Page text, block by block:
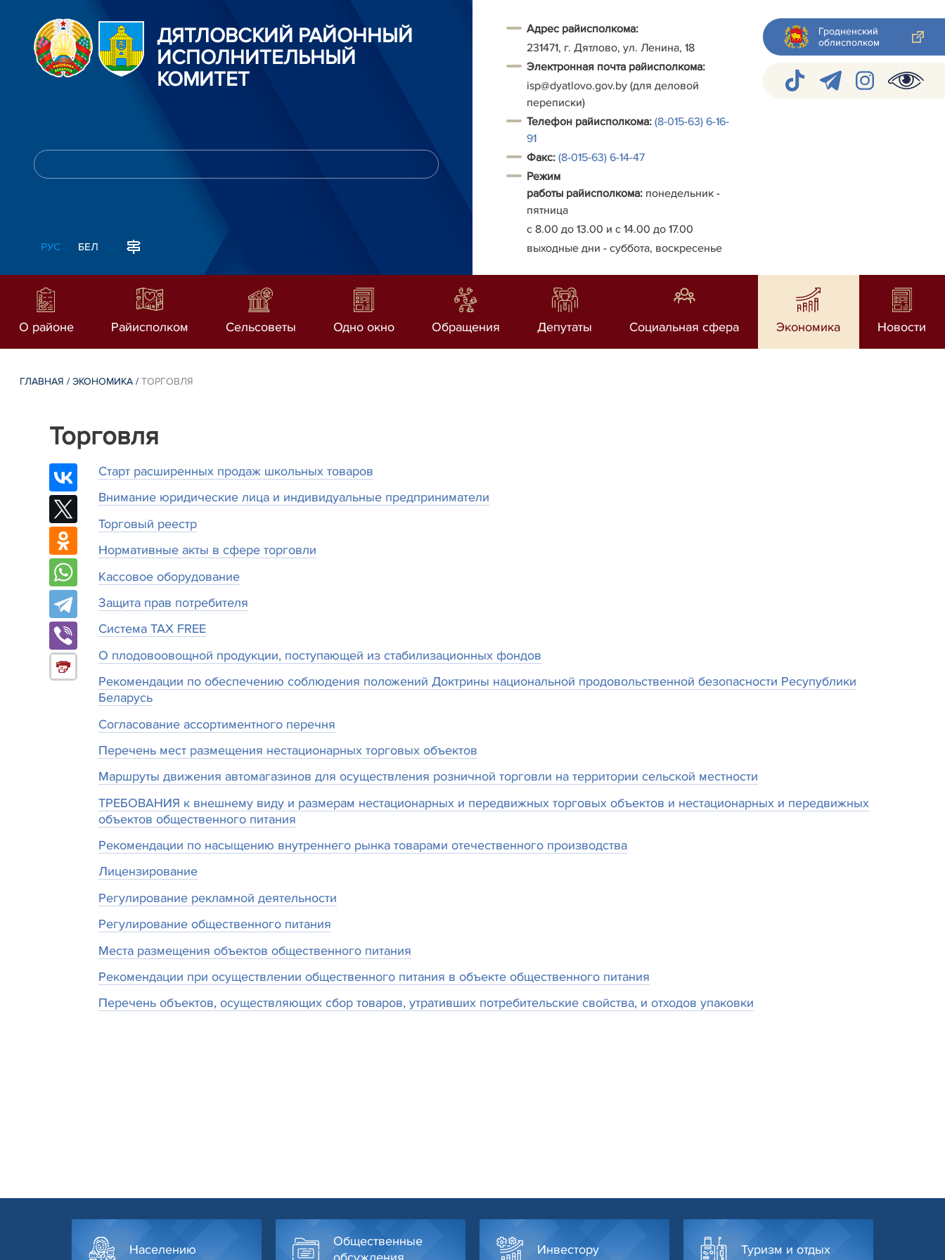
ДЯТЛОВСКИЙ РАЙОННЫЙ
ИСПОЛНИТЕЛЬНЫЙ
КОМИТЕТ
РУС БЕЛ
Адрес райисполкома:
231471, г. Дятлово, ул. Ленина, 18
Электронная почта райисполкома:
isp@dyatlovo.gov.by (для деловой
переписки)
Телефон райисполкома: (8-015-63) 6-16-
91
Факс: (8-015-63) 6-14-47
Режим
работы райисполкома: понедельник -
пятница
с 8.00 до 13.00 и с 14.00 до 17.00
выходные дни - суббота, воскресенье
Гродненский
облисполком
О районе Райисполком Сельсоветы Одно окно Обращения Депутаты Социальная сфера Экономика Новости
ГЛАВНАЯ /ЭКОНОМИКА /ТОРГОВЛЯ
Торговля
Старт расширенных продаж школьных товаров
Внимание юридические лица и индивидуальные предприниматели
Торговый реестр
Нормативные акты в сфере торговли
Кассовое оборудование
Защита прав потребителя
Система TAX FREE
О плодовоовощной продукции, поступающей из стабилизационных фондов
Рекомендации по обеспечению соблюдения положений Доктрины национальной продовольственной безопасности Ресупублики
Беларусь
Согласование ассортиментного перечня
Перечень мест размещения нестационарных торговых объектов
Маршруты движения автомагазинов для осуществления розничной торговли на территории сельской местности
ТРЕБОВАНИЯ к внешнему виду и размерам нестационарных и передвижных торговых объектов и нестационарных и передвижных
объектов общественного питания
Рекомендации по насыщению внутреннего рынка товарами отечественного производства
Лицензирование
Регулирование рекламной деятельности
Регулирование общественного питания
Места размещения объектов общественного питания
Рекомендации при осуществлении общественного питания в объекте общественного питания
Перечень объектов, осуществляющих сбор товаров, утративших потребительские свойства, и отходов упаковки
Населению
Общественные
Инвестору Туризм и отдых